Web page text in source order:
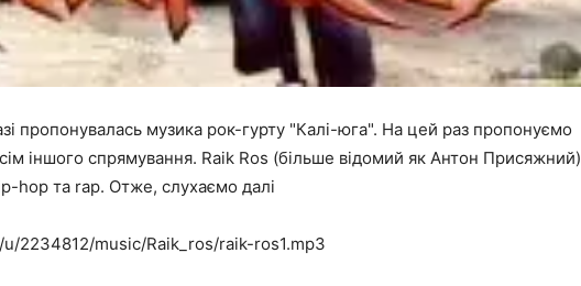
пропонувалась музика рок-гурту "Калі-юга". На цей раз пропонуємо
іншого спрямування. Raik Ros (більше відомий як Антон Присяжний)
hop та rap. Отже, слухаємо далі
2234812/music/Raik_ros/raik-ros1.mp3